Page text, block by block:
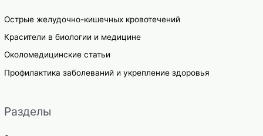
Острые желудочно-кишечных кровотечений
Красители в биологии и медицине
Околомедицинские статьи
Профилактика заболеваний и укрепление здоровья
Разделы